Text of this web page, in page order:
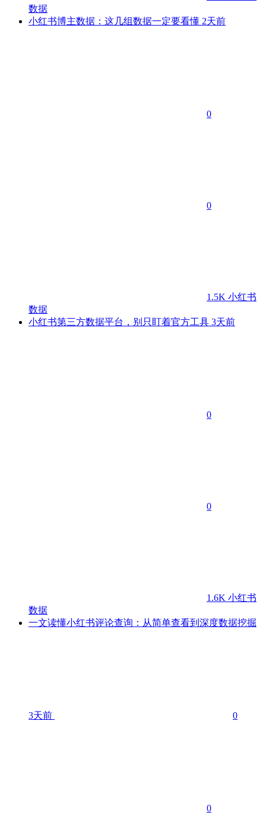
数据
小红书博主数据：这几组数据一定要看懂 2天前
0
0
1.5K 小红书
数据
小红书第三方数据平台，别只盯着官方工具 3天前
0
0
1.6K 小红书
数据
一文读懂小红书评论查询：从简单查看到深度数据挖掘
3天前 0
0